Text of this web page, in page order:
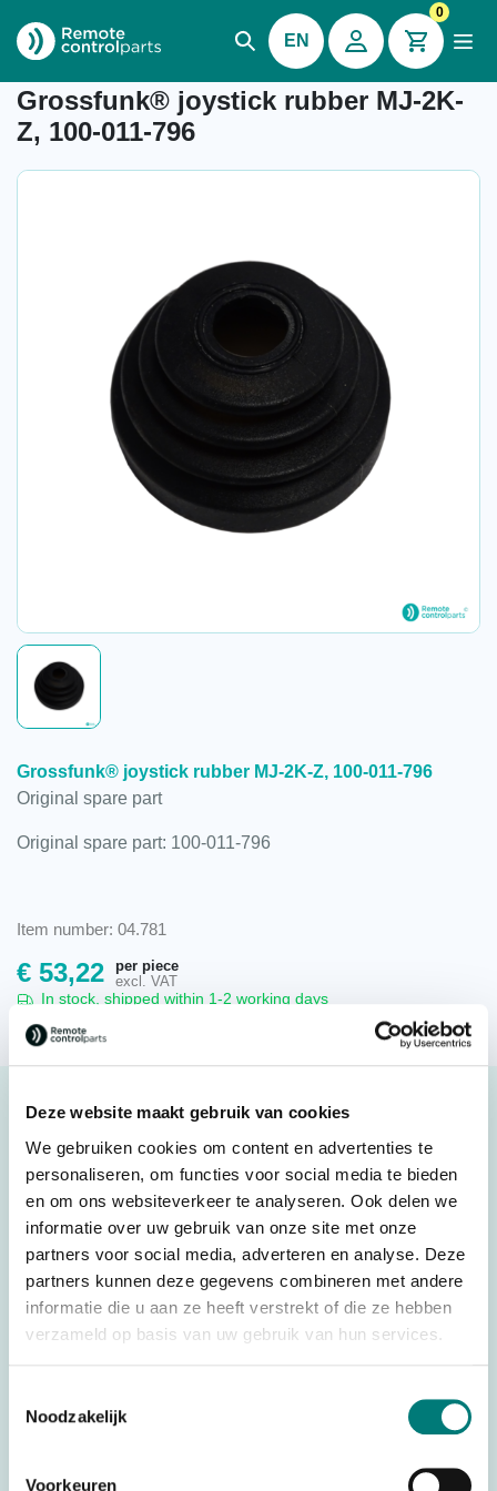
Deze website maakt gebruik van cookies
We gebruiken cookies om content en advertenties te
personaliseren, om functies voor social media te bieden
en om ons websiteverkeer te analyseren. Ook delen we
informatie over uw gebruik van onze site met onze
partners voor social media, adverteren en analyse. Deze
partners kunnen deze gegevens combineren met andere
informatie die u aan ze heeft verstrekt of die ze hebben
verzameld op basis van uw gebruik van hun services.
Noodzakelijk
Voorkeuren
EN
0
Item number: 04.781
Grossfunk® joystick rubber MJ-2K-
Z, 100-011-796
Grossfunk® joystick rubber MJ-2K-Z, 100-011-796
Original spare part
Original spare part: 100-011-796
Item number: 04.781
€ 53,22
per piece
excl. VAT
In stock, shipped within 1-2 working days
Grossfunk® joystick rubber MJ-2K-Z, 100-011-796
Original spare part
Original spare part: 100-011-796
Specifications